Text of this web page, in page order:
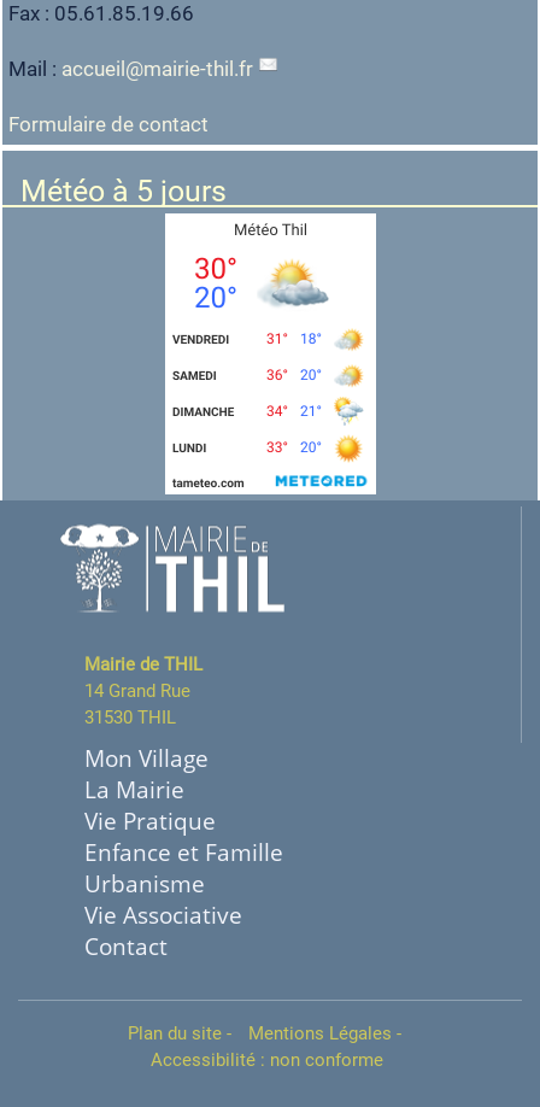
Fax : 05.61.85.19.66
Mail : accueil @mairie-thil.fr
Formulaire de contact
Météo à 5 jours
Mairie de THIL
14 Grand Rue
31530 THIL
Mon Village
La Mairie
Vie Pratique
Enfance et Famille
Urbanisme
Vie Associative
Contact
Plan du site - Mentions Légales -
Accessibilité : non conforme